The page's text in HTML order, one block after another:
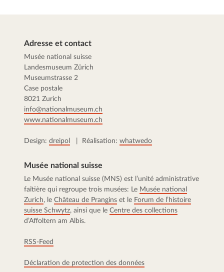
Adresse et contact
Musée national suisse
Landesmuseum Zürich
Museumstrasse 2
Case postale
8021 Zurich
info@nationalmuseum.ch
www.nationalmuseum.ch
Design: dreipol | Réalisation: whatwedo
Musée national suisse
Le Musée national suisse (MNS) est l’unité administrative
faîtière qui regroupe trois musées: Le Musée national
Zurich, le Château de Prangins et le Forum de l’histoire
suisse Schwytz, ainsi que le Centre des collections
d’Affoltern am Albis.
RSS-Feed
Déclaration de protection des données